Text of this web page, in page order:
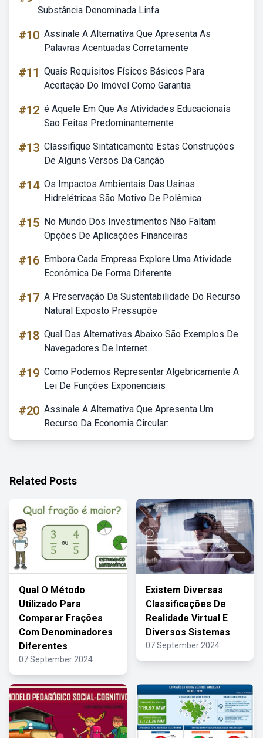
Substância Denominada Linfa
#10 Assinale A Alternativa Que Apresenta As
Palavras Acentuadas Corretamente
#11 Quais Requisitos Físicos Básicos Para
Aceitação Do Imóvel Como Garantia
#12 é Aquele Em Que As Atividades Educacionais
Sao Feitas Predominantemente
#13 Classifique Sintaticamente Estas Construções
De Alguns Versos Da Canção
#14 Os Impactos Ambientais Das Usinas
Hidrelétricas São Motivo De Polêmica
#15 No Mundo Dos Investimentos Não Faltam
Opções De Aplicações Financeiras
#16 Embora Cada Empresa Explore Uma Atividade
Econômica De Forma Diferente
#17 A Preservação Da Sustentabilidade Do Recurso
Natural Exposto Pressupõe
#18 Qual Das Alternativas Abaixo São Exemplos De
Navegadores De Internet.
#19 Como Podemos Representar Algebricamente A
Lei De Funções Exponenciais
#20 Assinale A Alternativa Que Apresenta Um
Recurso Da Economia Circular:
Related Posts
Qual O Método
Utilizado Para
Comparar Frações
Com Denominadores
Diferentes
07 September 2024
Existem Diversas
Classificações De
Realidade Virtual E
Diversos Sistemas
07 September 2024